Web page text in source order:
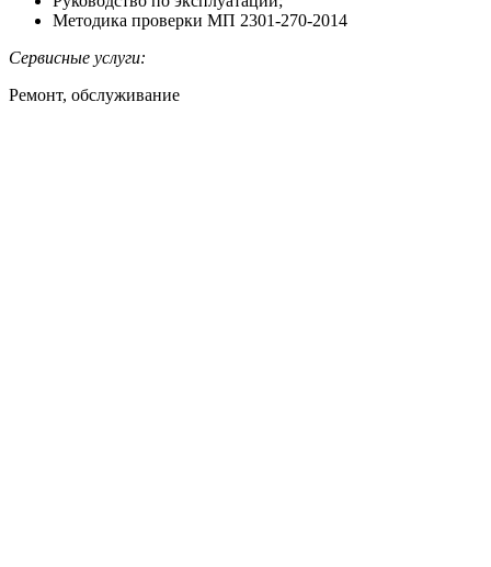
Методика проверки МП 2301-270-2014
Сервисные услуги:
Ремонт, обслуживание